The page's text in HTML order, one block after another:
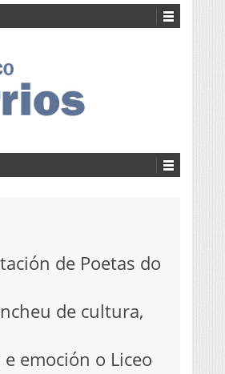
de Poetas do
de cultura,
emoción o Liceo